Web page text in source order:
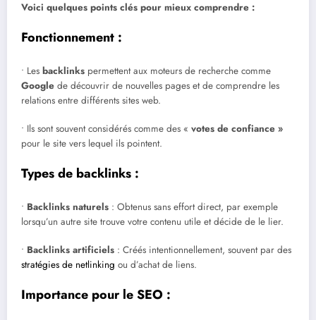
Voici quelques points clés pour mieux comprendre :
Fonctionnement :
• Les backlinks permettent aux moteurs de recherche comme
Google de découvrir de nouvelles pages et de comprendre les
relations entre différents sites web.
• Ils sont souvent considérés comme des « votes de confiance »
pour le site vers lequel ils pointent.
Types de backlinks :
• Backlinks naturels : Obtenus sans effort direct, par exemple
lorsqu’un autre site trouve votre contenu utile et décide de le lier.
• Backlinks artificiels : Créés intentionnellement, souvent par des
stratégies de netlinking ou d’achat de liens.
Importance pour le SEO :